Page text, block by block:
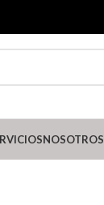
NOSOTROS